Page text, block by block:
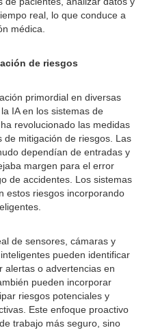
real, lo que conduce a
médica.
de riesgos
primordial en diversas
IA en los sistemas de
revolucionado las medidas
de mitigación de riesgos. Las
dependían de entradas y
margen para el error
de accidentes. Los sistemas
estos riesgos incorporando
de sensores, cámaras y
pueden identificar
alertas o advertencias en
pueden incorporar
riesgos potenciales y
Este enfoque proactivo
trabajo más seguro, sino